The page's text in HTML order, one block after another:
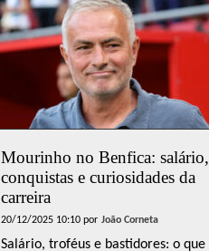
Mourinho no Benfica: salário,
conquistas e curiosidades da
carreira
20/12/2025 10:10 por João Corneta
Salário, troféus e bastidores: o que